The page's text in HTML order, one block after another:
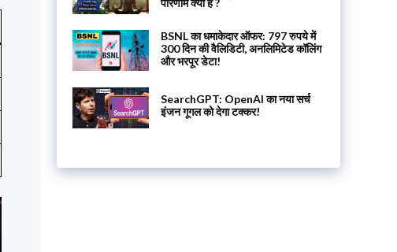
परिणाम क्या है ?
BSNL का धमाकेदार ऑफर: 797 रुपये में
300 दिन की वैलिडिटी, अनलिमिटेड कॉलिंग
और भरपूर डेटा!
SearchGPT: OpenAI का नया सर्च
इंजन गूगल को देगा टक्कर!